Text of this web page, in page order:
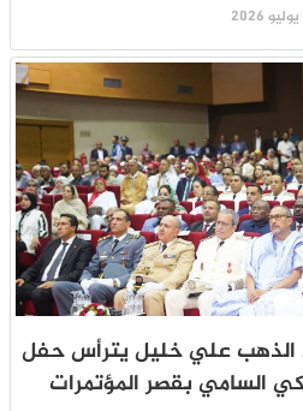
الذهب علي خليل يترأس حفل
السامي بقصر المؤتمرات